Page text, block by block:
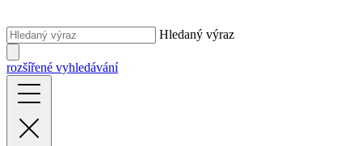
Hledaný výraz
rozšířené vyhledávání